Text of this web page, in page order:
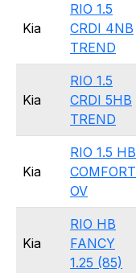
Kia
RIO 1.5
CRDI 4NB
TREND
Kia
RIO 1.5
CRDI 5HB
TREND
Kia
RIO 1.5 HB
COMFORT
OV
Kia
RIO HB
FANCY
1.25 (85)